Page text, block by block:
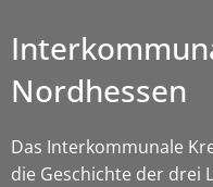
Nordhessen
Das Interkommunale
die Geschichte der drei